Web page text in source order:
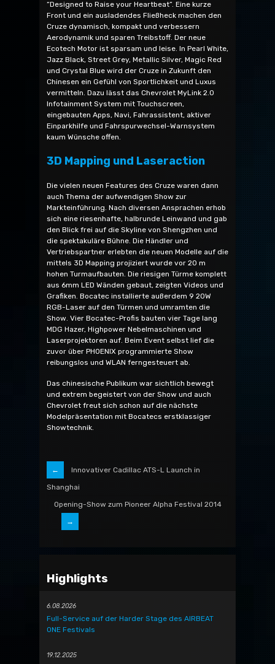
“Designed to Raise your Heartbeat”. Eine kurze
Front und ein ausladendes Fließheck machen den
Cruze dynamisch, kompakt und verbessern
Aerodynamik und sparen Treibstoff. Der neue
Ecotech Motor ist sparsam und leise. In Pearl White,
Jazz Black, Street Grey, Metallic Silver, Magic Red
und Crystal Blue wird der Cruze in Zukunft den
Chinesen ein Gefühl von Sportlichkeit und Luxus
vermitteln. Dazu lässt das Chevrolet MyLink 2.0
Infotainment System mit Touchscreen,
eingebauten Apps, Navi, Fahrassistent, aktiver
Einparkhilfe und Fahrspurwechsel-Warnsystem
kaum Wünsche offen.
3D Mapping und Laseraction
Die vielen neuen Features des Cruze waren dann
auch Thema der aufwendigen Show zur
Markteinführung. Nach diversen Ansprachen erhob
sich eine riesenhafte, halbrunde Leinwand und gab
den Blick frei auf die Skyline von Shengzhen und
die spektakuläre Bühne. Die Händler und
Vertriebspartner erlebten die neuen Modelle auf die
mittels 3D Mapping projiziert wurde vor 20 m
hohen Turmaufbauten. Die riesigen Türme komplett
aus 6mm LED Wänden gebaut, zeigten Videos und
Grafiken. Bocatec installierte außerdem 9 20W
RGB-Laser auf den Türmen und umramten die
Show. Vier Bocatec-Profis bauten vier Tage lang
MDG Hazer, Highpower Nebelmaschinen und
Laserprojektoren auf. Beim Event selbst lief die
zuvor über PHOENIX programmierte Show
reibungslos und WLAN ferngesteuert ab.
Das chinesische Publikum war sichtlich bewegt
und extrem begeistert von der Show und auch
Chevrolet freut sich schon auf die nächste
Modelpräsentation mit Bocatecs erstklassiger
Showtechnik.
Innovativer Cadillac ATS-L Launch in
Shanghai
Opening-Show zum Pioneer Alpha Festival 2014
Highlights
6.08.2026
Full-Service auf der Harder Stage des AIRBEAT
ONE Festivals
19.12.2025